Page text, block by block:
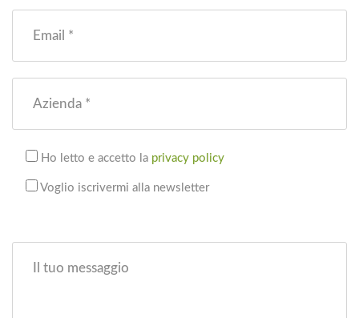
Email *
Azienda *
Ho letto e accetto la privacy policy
Voglio iscrivermi alla newsletter
Il tuo messaggio